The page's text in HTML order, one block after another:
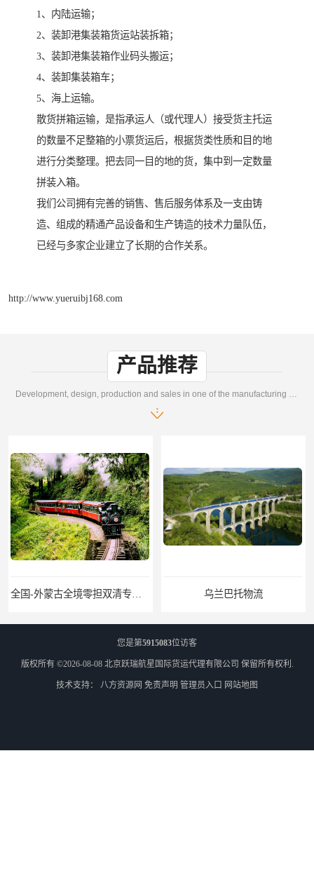
1、内陆运输；
2、装卸港集装箱货运站装拆箱；
3、装卸港集装箱作业码头搬运；
4、装卸集装箱车；
5、海上运输。
散货拼箱运输，是指承运人（或代理人）接受货主托运
的数量不足整箱的小票货运后，根据货类性质和目的地
进行分类整理。把去同一目的地的货，集中到一定数量
拼装入箱。
我们公司拥有完善的销售、售后服务体系及一支由铸
造、组成的精通产品设备和生产铸造的技术力量队伍，
已经与多家企业建立了长期的合作关系。
http://www.yueruibj168.com
产品推荐
乌兰巴托物流 外蒙古货运
您是第5915083位访客
版权所有 ©2026-08-08 北京跃瑞航星国际货运代理有限公司 保留所有权利.
技术支持： 八方资源网 免责声明 管理员入口 网站地图